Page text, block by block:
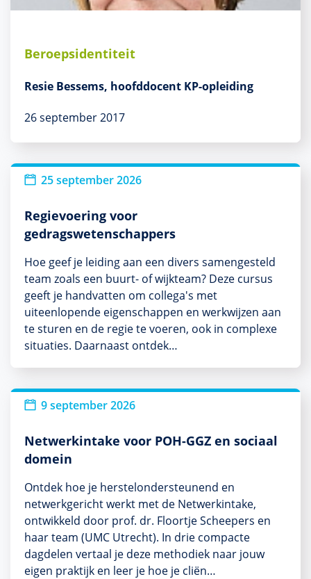
Beroepsidentiteit
Resie Bessems, hoofddocent KP-opleiding
26 september 2017
25 september 2026
Regievoering voor
gedragswetenschappers
Hoe geef je leiding aan een divers samengesteld
team zoals een buurt- of wijkteam? Deze cursus
geeft je handvatten om collega's met
uiteenlopende eigenschappen en werkwijzen aan
te sturen en de regie te voeren, ook in complexe
situaties. Daarnaast ontdek…
Nieuw9 september 2026
Netwerkintake voor POH-GGZ en sociaal
domein
Ontdek hoe je herstelondersteunend en
netwerkgericht werkt met de Netwerkintake,
ontwikkeld door prof. dr. Floortje Scheepers en
haar team (UMC Utrecht). In drie compacte
dagdelen vertaal je deze methodiek naar jouw
eigen praktijk en leer je hoe je cliën…